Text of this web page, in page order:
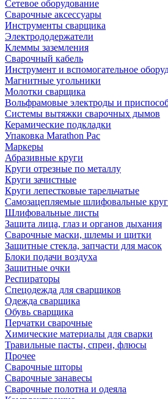
Сетевое оборудование
Сварочные аксессуары
Инструменты сварщика
Электрододержатели
Клеммы заземления
Сварочный кабель
Инструмент и вспомогательное
Магнитные угольники
Молотки сварщика
Вольфрамовые электроды и
Системы вытяжки сварочных дымов
Керамические подкладки
Упаковка Marathon Pac
Маркеры
Абразивные круги
Круги отрезные по металлу
Круги зачистные
Круги лепестковые тарельчатые
Самозацепляемые шлифовальные
Шлифовальные листы
Защита лица, глаз и органов дыхания
Сварочные маски, шлемы и щитки
Защитные стекла, запчасти для масок
Блоки подачи воздуха
Защитные очки
Респираторы
Спецодежда для сварщиков
Одежда сварщика
Обувь сварщика
Перчатки сварочные
Химические материалы для сварки
Травильные пасты, спреи, флюсы
Прочее
Сварочные шторы
Сварочные занавесы
Сварочные полотна и одеяла